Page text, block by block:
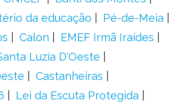
da educação
Pé-de-Meia
Calon
EMEF Irmã Iraídes
Luzia D'Oeste
Castanheiras
Lei da Escuta Protegida